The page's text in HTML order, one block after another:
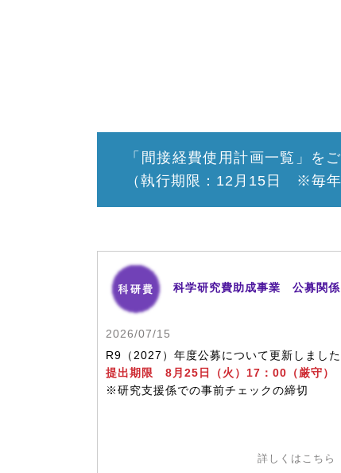
「間接経費使用計画一覧」を
（執行期限：12月15日 ※毎年
科学研究費助成事業 公募関係
2026/07/15
R9（2027）年度公募について更新しました
提出期限 8月25日（火）17：00（厳守）
※研究支援係での事前チェックの締切